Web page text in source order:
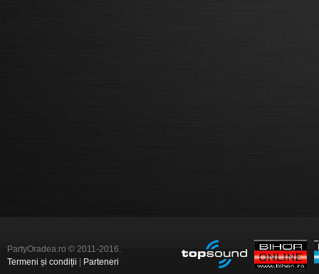
PartyOradea.ro © 2011-2016.
Termeni și condiții
Parteneri